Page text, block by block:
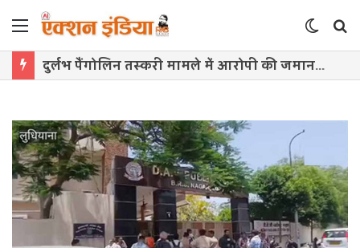
Menu
Switch
skin
दुर्लभ पैंगोलिन तस्करी मामले में आरोपी की जमानत याचिका खारिज